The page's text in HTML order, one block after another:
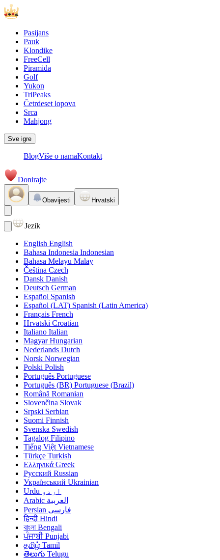
Pasijans
Pauk
Klondike
FreeCell
Piramida
Golf
Yukon
TriPeaks
Četrdeset lopova
Srca
Mahjong
Sve igre
BlogViše o namaKontakt
Donirajte
Obavijesti Hrvatski
Jezik
English English
Bahasa Indonesia Indonesian
Bahasa Melayu Malay
Čeština Czech
Dansk Danish
Deutsch German
Español Spanish
Español (LAT) Spanish (Latin America)
Français French
Hrvatski Croatian
Italiano Italian
Magyar Hungarian
Nederlands Dutch
Norsk Norwegian
Polski Polish
Português Portuguese
Português (BR) Portuguese (Brazil)
Română Romanian
Slovenčina Slovak
Srpski Serbian
Suomi Finnish
Svenska Swedish
Tagalog Filipino
Tiếng Việt Vietnamese
Türkçe Turkish
Ελληνικά Greek
Русский Russian
Український Ukrainian
اردو Urdu
العربية Arabic
فارسی Persian
हिन्दी Hindi
বাংলা Bengali
ਪੰਜਾਬੀ Punjabi
தமிழ் Tamil
తెలుగు Telugu